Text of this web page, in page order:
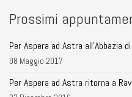
Prossimi
Per Aspera ad Astra all'Abbazia
08 Maggio 2017
Per Aspera ad Astra ritorna a